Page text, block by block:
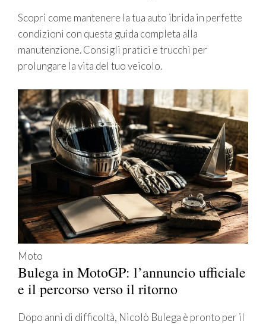
Scopri come mantenere la tua auto ibrida in perfette
condizioni con questa guida completa alla
manutenzione. Consigli pratici e trucchi per
prolungare la vita del tuo veicolo.
Moto
Bulega in MotoGP: l’annuncio ufficiale
e il percorso verso il ritorno
Dopo anni di difficoltà, Nicolò Bulega è pronto per il